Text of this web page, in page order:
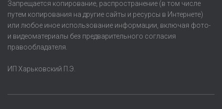
Запрещается копирование, распространение (в том числе
путем копирования на другие сайты и ресурсы в Интернете)
или любое иное использование информации, включая фото-
и видеоматериалы без предварительного согласия
правообладателя.
ИП Харьковский П.Э.